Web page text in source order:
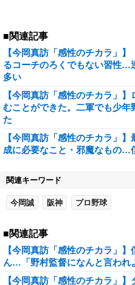
■関連記事
【今岡真訪「感性のチカラ」
るコーチのろくでもない習性…
多い
【今岡真訪「感性のチカラ」
むことができた。二軍でも少
た
【今岡真訪「感性のチカラ」
成に必要なこと・邪魔なもの…
関連キーワード
今岡誠 阪神 プロ野球
■関連記事
【今岡真訪「感性のチカラ」
ん…「野村監督になんと言われ
【今岡真訪「感性のチカラ」